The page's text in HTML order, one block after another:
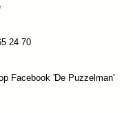
24 70
Facebook 'De Puzzelman'